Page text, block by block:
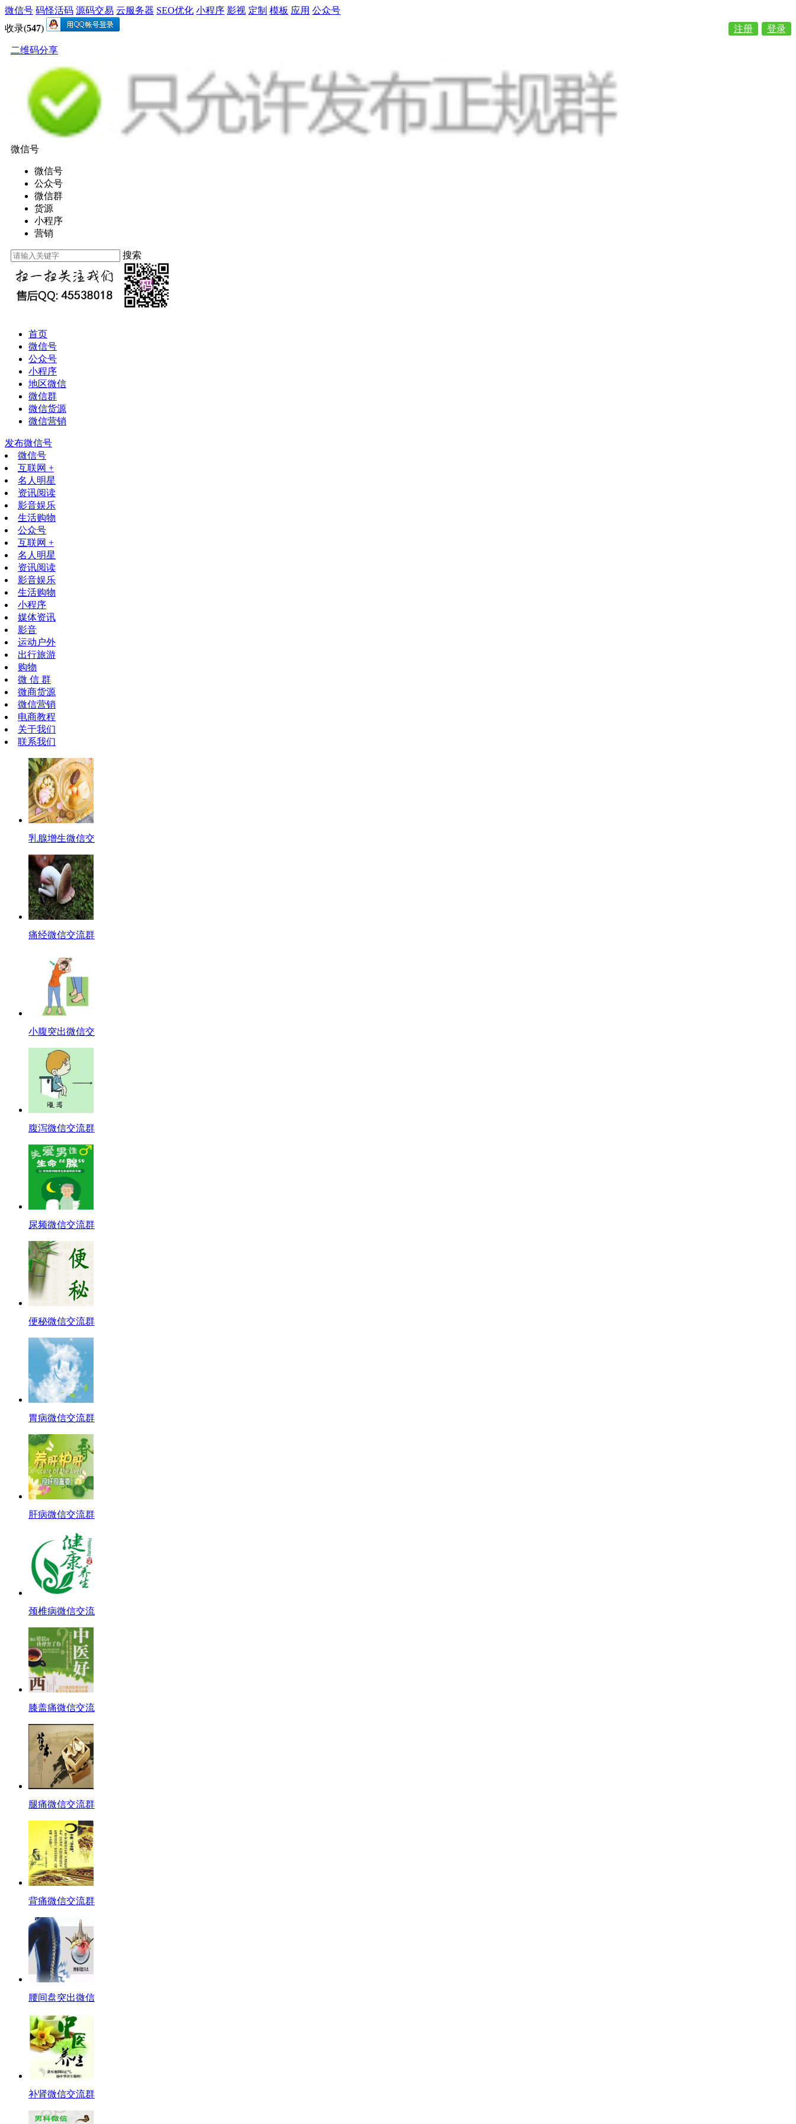
微信号 码怪活码 源码交易 云服务器 SEO优化 小程序 影视 定制 模板 应用 公众号
收录(547) 登录
注册
二维码分享
微信号
微信号
公众号
微信群
货源
小程序
营销
搜索
首页
微信号
公众号
小程序
地区微信
微信群
微信货源
微信营销
发布微信号
微信号
互联网 +
名人明星
资讯阅读
影音娱乐
生活购物
公众号
互联网 +
名人明星
资讯阅读
影音娱乐
生活购物
小程序
媒体资讯
影音
运动户外
出行旅游
购物
微 信 群
微商货源
微信营销
电商教程
关于我们
联系我们
乳腺增生微信交
痛经微信交流群
小腹突出微信交
腹泻微信交流群
尿频微信交流群
便秘微信交流群
胃病微信交流群
肝病微信交流群
颈椎病微信交流
膝盖痛微信交流
腿痛微信交流群
背痛微信交流群
腰间盘突出微信
补肾微信交流群